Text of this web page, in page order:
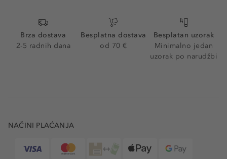
Brza dostava
2-5 radnih dana
Besplatna dostava
od 70 €
Besplatan uzorak
Minimalno jedan
uzorak po narudžbi
NAČINI PLAĆANJA